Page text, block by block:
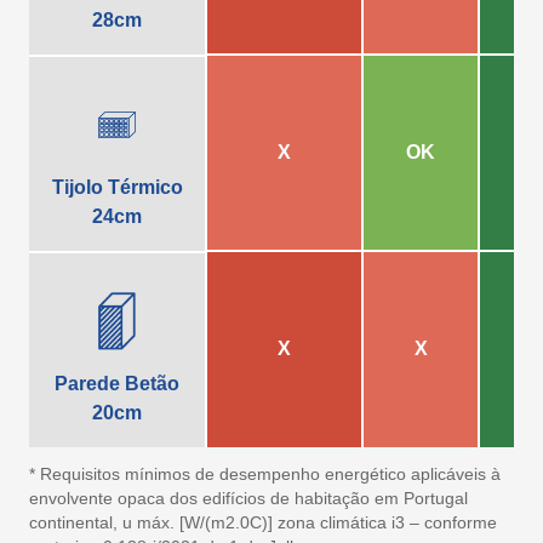
28cm
Tijolo Térmico
24cm
X OK
Parede Betão
20cm
X X
* Requisitos mínimos de desempenho energético aplicáveis à
envolvente opaca dos edifícios de habitação em Portugal
continental, u máx. [W/(m2.0C)] zona climática i3 – conforme